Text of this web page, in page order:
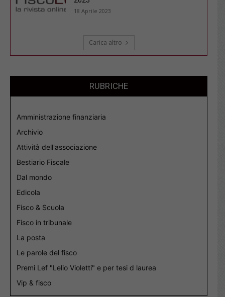
18 Aprile 2023
Carica altro
RUBRICHE
Amministrazione finanziaria
Archivio
Attività dell'associazione
Bestiario Fiscale
Dal mondo
Edicola
Fisco & Scuola
Fisco in tribunale
La posta
Le parole del fisco
Premi Lef "Lelio Violetti" e per tesi d laurea
Vip & fisco